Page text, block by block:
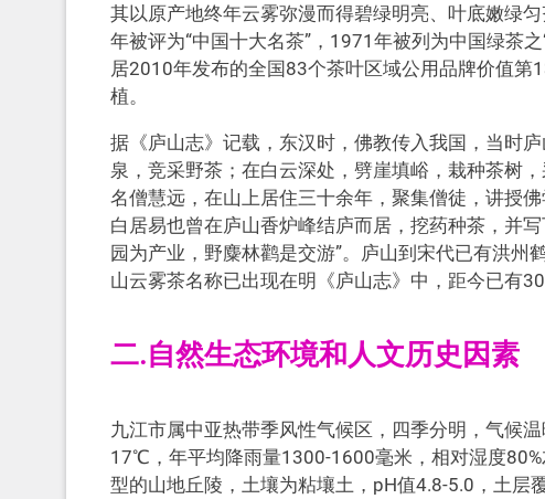
其以原产地终年云雾弥漫而得碧绿明亮、叶底嫩绿
年被评为“中国十大名茶”，1971年被列为中国绿茶
居2010年发布的全国83个茶叶区域公用品牌价值
植。
据《庐山志》记载，东汉时，佛教传入我国，当时
泉，竞采野茶；在白云深处，劈崖填峪，栽种茶树
名僧慧远，在山上居住三十余年，聚集僧徒，讲授
白居易也曾在庐山香炉峰结庐而居，挖药种茶，并
园为产业，野麋林鹳是交游”。庐山到宋代已有洪
山云雾茶名称已出现在明《庐山志》中，距今已有
二.自然生态环境和人文历史因素
九江市属中亚热带季风性气候区，四季分明，气候
17℃，年平均降雨量1300-1600毫米，相对湿度
型的山地丘陵，土壤为粘壤土，pH值4.8-5.0，土层